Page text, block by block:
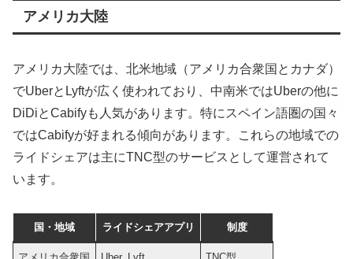
アメリカ大陸
アメリカ大陸では、北米地域（アメリカ合衆国とカナダ）
でUberとLyftが広く使われており、中南米ではUberの他に
DiDiとCabifyも人気があります。特にスペイン語圏の国々
ではCabifyが好まれる傾向があります。これらの地域での
ライドシェアは主にTNC型のサービスとして運営されて
います。
国・地域 ライドシェアアプリ 制度